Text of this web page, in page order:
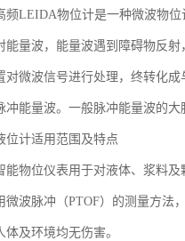
频LEIDA物位计是一种微波物
能量波，能量波遇到障碍物反
对微波信号进行处理，终转化
冲能量波。一般脉冲能量波的
位计适用范围及特点
能物位仪表用于对液体、浆料
微波脉冲（PTOF）的测量方法
体及环境均无伤害。